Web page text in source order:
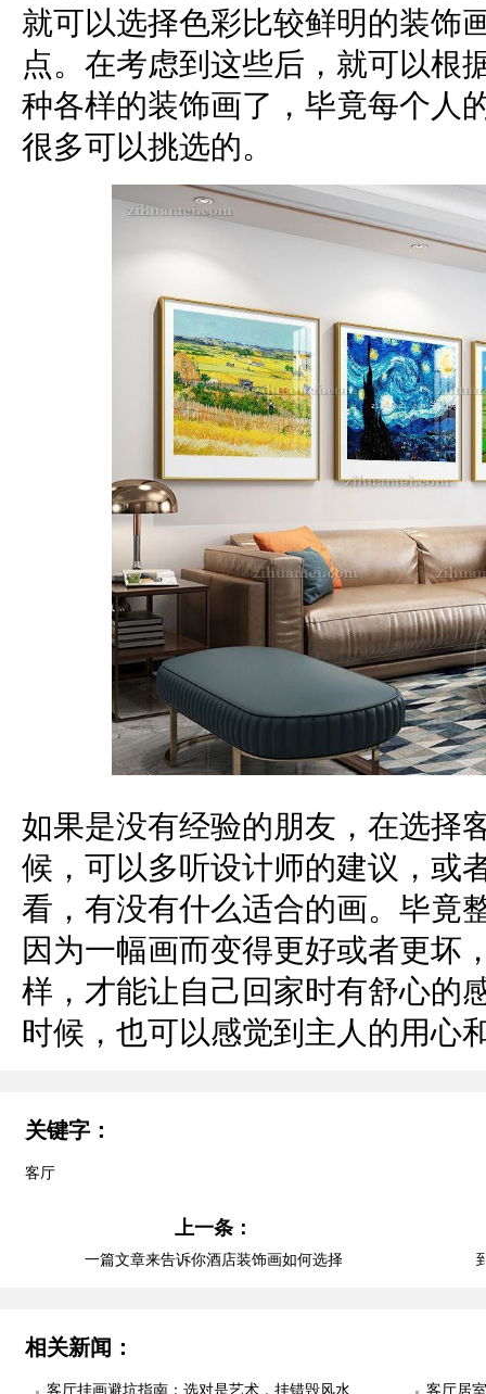
就可以选择色彩比较鲜明的装饰
点。在考虑到这些后，就可以根
种各样的装饰画了，毕竟每个人
很多可以挑选的。
如果是没有经验的朋友，在选择
候，可以多听设计师的建议，或
看，有没有什么适合的画。毕竟
因为一幅画而变得更好或者更坏
样，才能让自己回家时有舒心的
时候，也可以感觉到主人的用心
关键字：
客厅
上一条：
一篇文章来告诉你酒店装饰画如何选择
相关新闻：
客厅挂画避坑指南：选对是艺术，挂错毁风水 客厅居